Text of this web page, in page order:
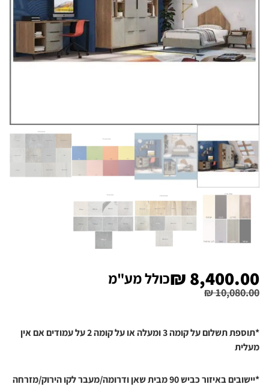
₪10,080.00
₪ 8,400.00 כולל מע"מ
*תוספת תשלום על קומה 3 ומעלה או על קומה 2 על עמודים אם אין
מעלית
*יישובים באיזור כביש 90 מבית שאן ודרומה/מעבר לקו הירוק/מזרחה